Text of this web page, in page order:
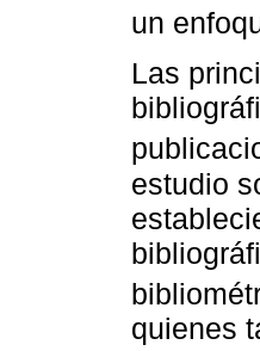
un
Las
estudio
quienes